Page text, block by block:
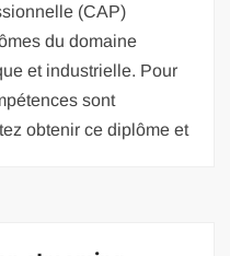
(CAP)
du domaine
et industrielle. Pour
sont
obtenir ce diplôme et